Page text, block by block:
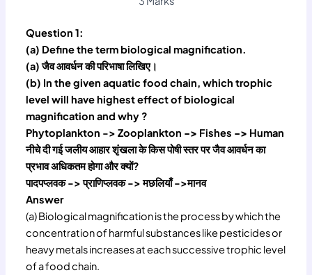
Question 1:
(a) Define the term biological magnification.
(a) जैव आवर्धन की परिभाषा लिखिए।
(b) In the given aquatic food chain, which trophic
level will have highest effect of biological
magnification and why ?
Phytoplankton -> Zooplankton -> Fishes -> Human
नीचे दी गई जलीय आहार शृंखला के किस पोषी स्तर पर जैव आवर्धन का
प्रभाव अधिकतम होगा और क्यों?
पादपप्लवक -> प्राणिप्लवक -> मछलियाँ ->मानव
Answer
(a) Biological magnification is the process by which the
concentration of harmful substances like pesticides or
heavy metals increases at each successive trophic level
of a food chain.